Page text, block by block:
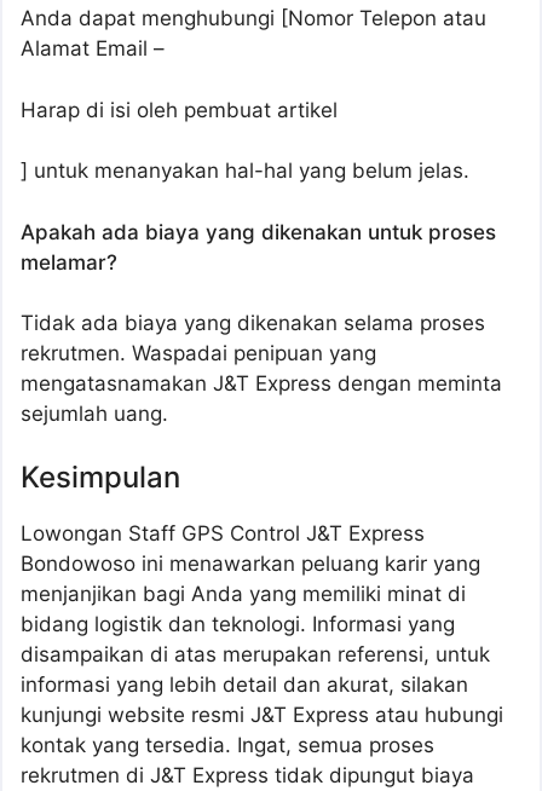
Anda dapat menghubungi [Nomor Telepon atau
Alamat Email –
Harap di isi oleh pembuat artikel
] untuk menanyakan hal-hal yang belum jelas.
Apakah ada biaya yang dikenakan untuk proses
melamar?
Tidak ada biaya yang dikenakan selama proses
rekrutmen. Waspadai penipuan yang
mengatasnamakan J&T Express dengan meminta
sejumlah uang.
Kesimpulan
Lowongan Staff GPS Control J&T Express
Bondowoso ini menawarkan peluang karir yang
menjanjikan bagi Anda yang memiliki minat di
bidang logistik dan teknologi. Informasi yang
disampaikan di atas merupakan referensi, untuk
informasi yang lebih detail dan akurat, silakan
kunjungi website resmi J&T Express atau hubungi
kontak yang tersedia. Ingat, semua proses
rekrutmen di J&T Express tidak dipungut biaya